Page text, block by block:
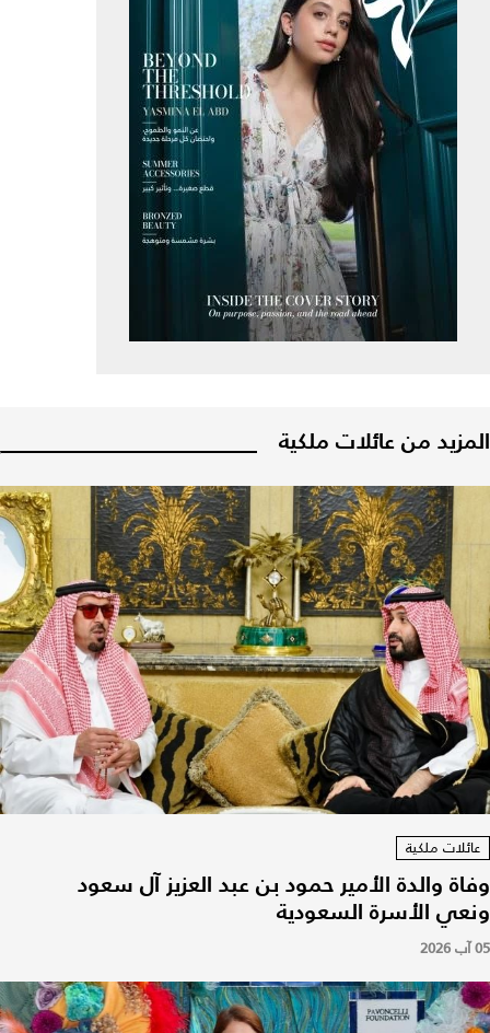
المزيد من عائلات ملكية
عائلات ملكية
وفاة والدة الأمير حمود بن عبد العزيز آل سعود
ونعي الأسرة السعودية
05 آب 2026